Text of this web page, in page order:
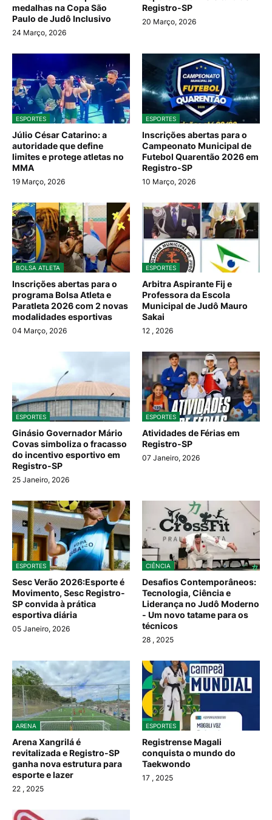
medalhas na Copa São
Paulo de Judô Inclusivo
24 Março, 2026
Registro-SP
20 Março, 2026
ESPORTES
Júlio César Catarino: a
autoridade que define
limites e protege atletas no
MMA
19 Março, 2026
ESPORTES
Inscrições abertas para o
Campeonato Municipal de
Futebol Quarentão 2026 em
Registro-SP
10 Março, 2026
BOLSA ATLETA
Inscrições abertas para o
programa Bolsa Atleta e
Paratleta 2026 com 2 novas
modalidades esportivas
04 Março, 2026
ESPORTES
Arbitra Aspirante Fij e
Professora da Escola
Municipal de Judô Mauro
Sakai
12 , 2026
ESPORTES
Ginásio Governador Mário
Covas simboliza o fracasso
do incentivo esportivo em
Registro-SP
25 Janeiro, 2026
ESPORTES
Atividades de Férias em
Registro-SP
07 Janeiro, 2026
ESPORTES
Sesc Verão 2026:Esporte é
Movimento, Sesc Registro-
SP convida à prática
esportiva diária
05 Janeiro, 2026
CIÊNCIA
Desafios Contemporâneos:
Tecnologia, Ciência e
Liderança no Judô Moderno
- Um novo tatame para os
técnicos
28 , 2025
ARENA
Arena Xangrilá é
revitalizada e Registro-SP
ganha nova estrutura para
esporte e lazer
22 , 2025
ESPORTES
Registrense Magali
conquista o mundo do
Taekwondo
17 , 2025